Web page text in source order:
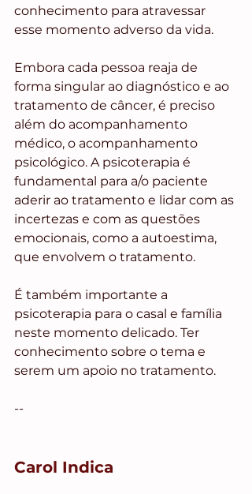
conhecimento para atravessar
esse momento adverso da vida.
Embora cada pessoa reaja de
forma singular ao diagnóstico e ao
tratamento de câncer, é preciso
além do acompanhamento
médico, o acompanhamento
psicológico. A psicoterapia é
fundamental para a/o paciente
aderir ao tratamento e lidar com as
incertezas e com as questões
emocionais, como a autoestima,
que envolvem o tratamento.
É também importante a
psicoterapia para o casal e família
neste momento delicado. Ter
conhecimento sobre o tema e
serem um apoio no tratamento.
--
Carol Indica